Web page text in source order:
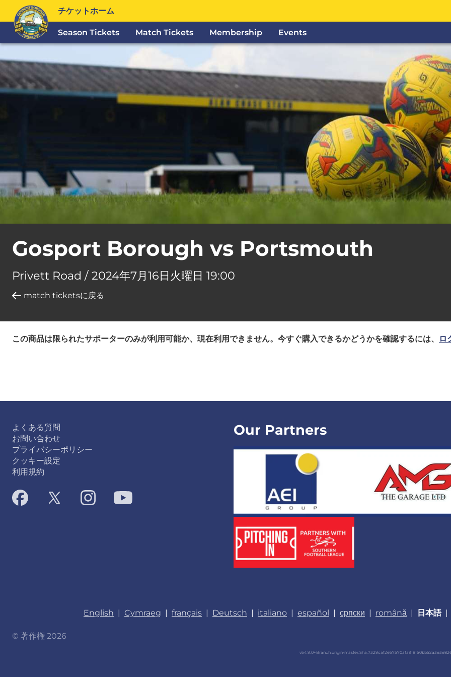
チケットホーム
Season Tickets Match Tickets Membership Events
Gosport Borough vs Portsmouth
Privett Road / 2024年7月16日火曜日 19:00
match ticketsに戻る
この商品は限られたサポーターのみが利用可能か、現在利用できません。今すぐ購入できるかどうかを確認するには、 ロ
よくある質問
お問い合わせ
プライバシーポリシー
クッキー設定
利用規約
Our Partners
English Cymraeg français Deutsch italiano español српски română 日本語|
© 著作権 2026
v54.9.0+Branch.origin-